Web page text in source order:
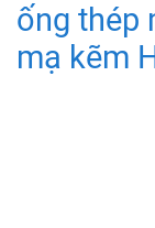
ống thép
mạ kẽm